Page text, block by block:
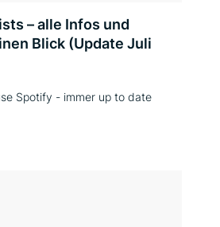
– alle Infos und
Blick (Update Juli
Spotify - immer up to date